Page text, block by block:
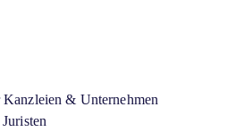
& Unternehmen